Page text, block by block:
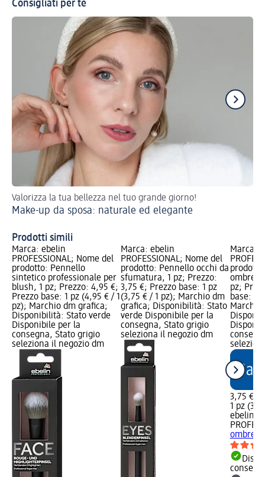
Consigliati per te
Valorizza la tua bellezza nel tuo grande giorno!
Make-up da sposa: naturale ed elegante
Prodotti simili
Marca: ebelin
PROFESSIONAL; Nome del
prodotto: Pennello
sintetico professionale per
blush, 1 pz; Prezzo: 4,95 €;
Prezzo base: 1 pz (4,95 € / 1
pz); Marchio dm grafica;
Disponibilità: Stato verde
Disponibile per la
consegna, Stato grigio
seleziona il negozio dm
Marca: ebelin
PROFESSIONAL; Nome del
prodotto: Pennello occhi da
sfumatura, 1 pz; Prezzo:
3,75 €; Prezzo base: 1 pz
(3,75 € / 1 pz); Marchio dm
grafica; Disponibilità: Stato
verde Disponibile per la
consegna, Stato grigio
seleziona il negozio dm
Marca:
pz;
base: 1
Marchio
3,75 €
1 pz
ebelin